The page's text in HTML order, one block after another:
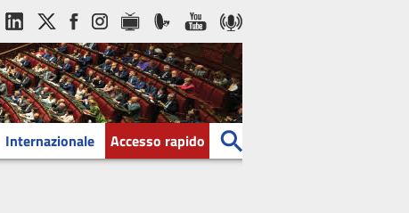
Internazionale Accesso rapido